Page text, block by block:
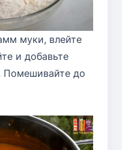
муки, влейте
и добавьте
Помешивайте до